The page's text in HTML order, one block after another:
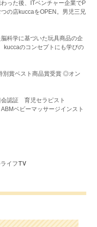
った後、ITベンチャー企業でP
の店kuccaをOPEN。男児三兄
科学に基づいた玩具商品の企
kuccaのコンセプトにも学びの
賞ベスト商品賞受賞 ◎オン
認証 育児セラピスト
ベビーマッサージインスト